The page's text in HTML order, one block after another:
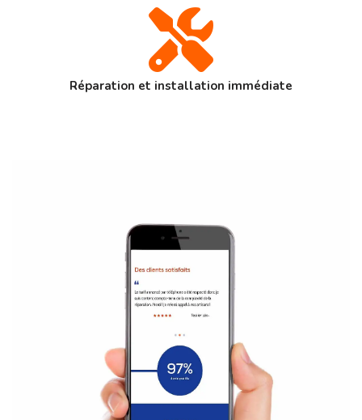
Réparation et installation immédiate